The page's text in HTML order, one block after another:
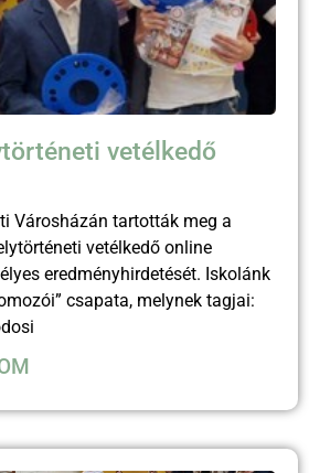
vetélkedő
Városházán tartották meg a
vetélkedő online
eredményhirdetését. Iskolánk
csapata, melynek tagjai: